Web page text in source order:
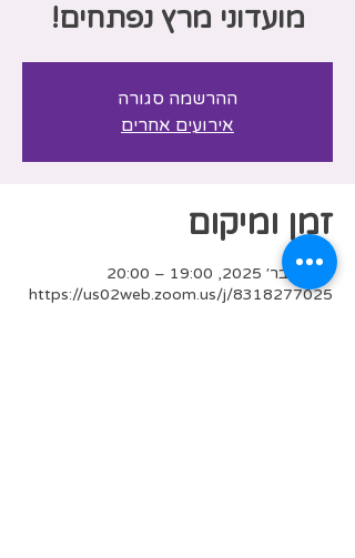
מועדוני מרץ נפתחים!
ההרשמה סגורה
אירועים אחרים
זמן ומיקום
23 בפבר׳ 2025, 19:00 – 20:00
https://us02web.zoom.us/j/8318277025